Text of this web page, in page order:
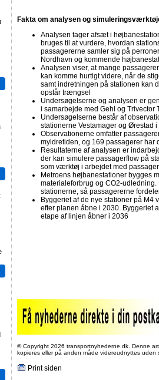
Fakta om analysen og
Analysen tager afsæt i
bruges til at vurdere, hvordan
passagererne samler sig på
Nordhavn og kommende
Analysen viser, at mange
kan komme hurtigt videre, når de
samt indretningen på stationen kan
opstår trængsel
Undersøgelserne og analysen er
i samarbejde med Gehl og Trivector
Undersøgelserne består af
stationerne Vestamager og Ørestad i
Observationerne omfatter
myldretiden, og 169 passagerer har
Resultaterne af analysen er
der kan simulere passagerflow på
som værktøj i arbejdet med
Metroens højbanestationer bygges
materialeforbrug og CO2-udledning.
stationerne, så passagererne
Byggeriet af de nye stationer på M4
efter planen åbne i 2030. Byggeriet
etape af linjen åbner i 2036
© Copyright 2026 transportnyhederne.dk. Denne
kopieres eller på anden måde videreudnyttes uden
Print siden